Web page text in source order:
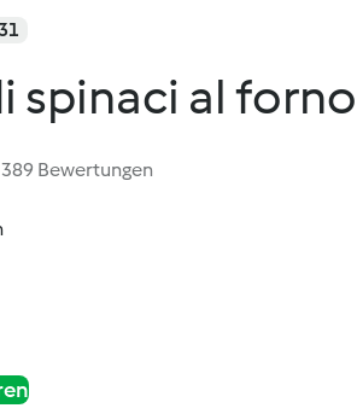
spinaci al forno
389 Bewertungen